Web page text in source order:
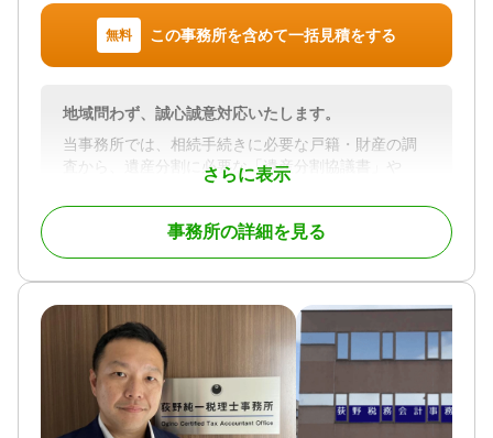
対応業務
遺言書 / 遺産分割 / 相続財産調査 / 相続税申告 / 相続
手続き / 銀行手続き / 戸籍収集 / 事業承継 / 相続人調
査 / 生前贈与（不動産名義変更）
無料 この事務所を含めて一括見積をする
さらに表示
地域問わず、誠心誠意対応いたします。
当事務所では、相続手続きに必要な戸籍・財産の調
査から、遺産分割に必要な「遺産分割協議書」や
「遺言書」の作成までトータルにサポート。
さらに遺産分割協議書を公正証書にする（公的な書
類として登録する）サポートや、公証人との打ち合
わせなどのサポートもしています。
お客様一人ひとりのご事情にあった解決方法をご提
対応地域
群馬県・埼玉県北部・栃木県西部
対応業務
遺言書 / 遺産分割 / 生前贈与 / 相続財産調査 / 家族信
事務所の詳細を見る